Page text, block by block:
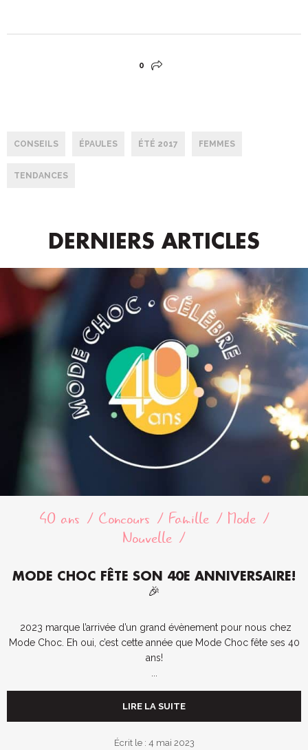
0
CONSEILS ÉPAULES ÉTÉ 2017 FEMMES
TENDANCES
DERNIERS ARTICLES
40 ans Concours Famille
Mode
Nouvelle
MODE CHOC FÊTE SON 40E ANNIVERSAIRE!
🎉
2023 marque l’arrivée d’un grand évènement pour nous chez
Mode Choc. Eh oui, c’est cette année que Mode Choc fête ses 40
ans!
...
LIRE LA SUITE
Écrit le : 4 mai 2023